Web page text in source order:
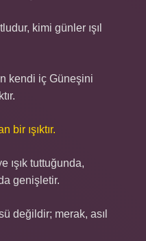
kimi günler ışıl
kendi iç Güneşini
bir ışıktır.
ışık tuttuğunda,
genişletir.
değildir; merak, asıl